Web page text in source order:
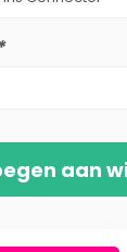
aan